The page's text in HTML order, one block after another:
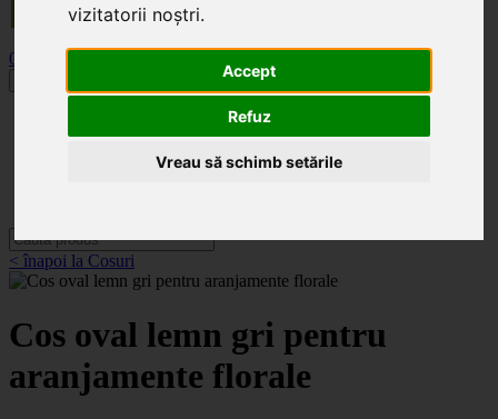
vizitatorii noștri.
Accept
Refuz
Vreau să schimb setările
0
Categorii
< înapoi la Cosuri
Cos oval lemn gri pentru
aranjamente florale